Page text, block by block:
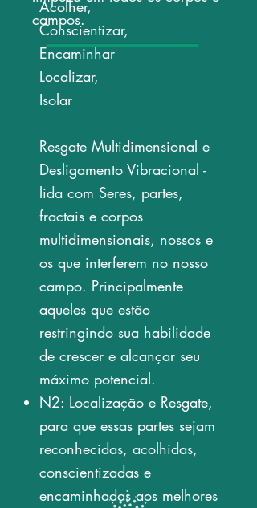
campos.
Acolher,
Conscientizar,
Encaminhar
Localizar,
Isolar
Resgate Multidimensional e
Desligamento Vibracional -
lida com Seres, partes,
fractais e corpos
multidimensionais, nossos e
os que interferem no nosso
campo. Principalmente
aqueles que estão
restringindo sua habilidade
de crescer e alcançar seu
máximo potencial.
N2: Localização e Resgate,
para que essas partes sejam
reconhecidas, acolhidas,
conscientizadas e
encaminhadas aos melhores